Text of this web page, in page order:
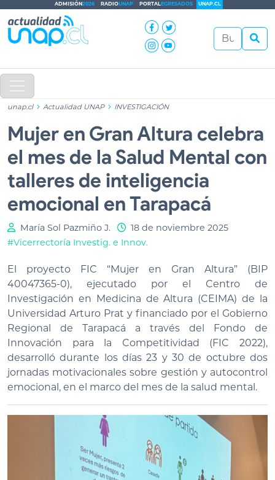
ADMISIÓN2026 RADIOUNAP PORTALEGRESADOS UNAP.CL
unap.cl Actualidad UNAP INVESTIGACIÓN
Mujer en Gran Altura celebra
el mes de la Salud Mental con
talleres de inteligencia
emocional en Tarapacá
María Sol Pazmiño J.
18 de noviembre 2025
#Vicerrectoría Investig. e Innov.
El proyecto FIC “Mujer en Gran Altura” (BIP
40047365-0), ejecutado por el Centro de
Investigación en Medicina de Altura (CEIMA) de la
Universidad Arturo Prat y financiado por el Gobierno
Regional de Tarapacá a través del Fondo de
Innovación para la Competitividad (FIC 2022),
desarrolló durante los días 23 y 30 de octubre dos
jornadas motivacionales sobre gestión y autocontrol
emocional, en el marco del mes de la salud mental.